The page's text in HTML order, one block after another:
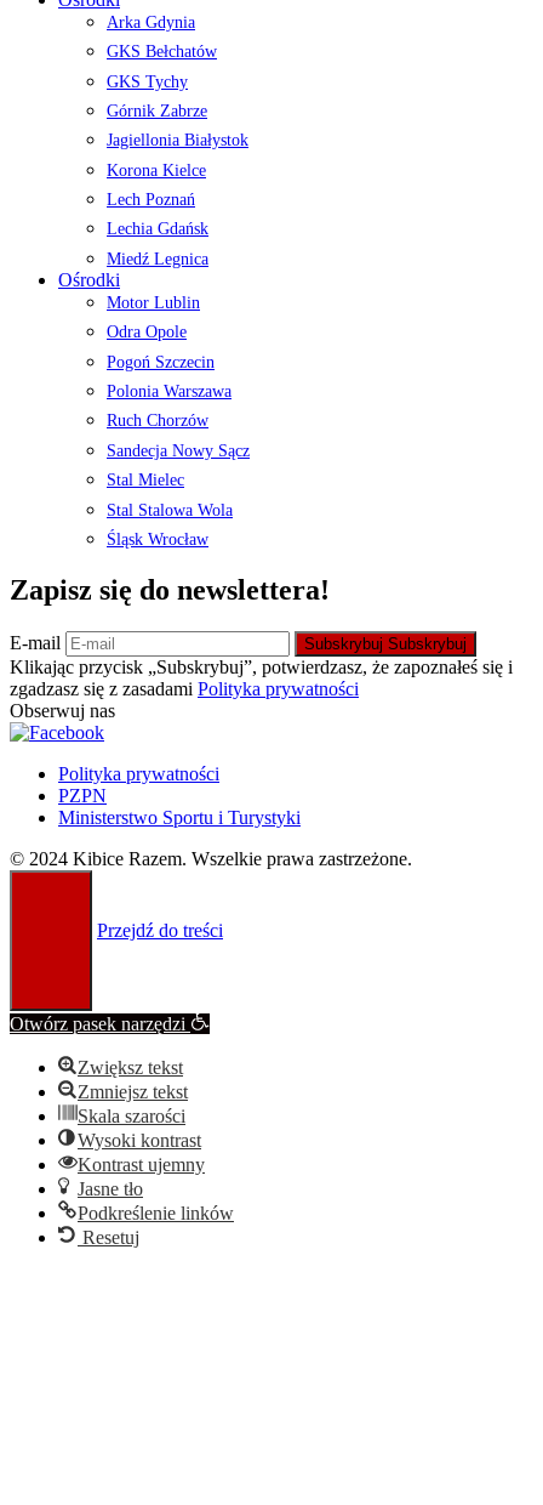
Arka Gdynia
GKS Bełchatów
GKS Tychy
Górnik Zabrze
Jagiellonia Białystok
Korona Kielce
Lech Poznań
Lechia Gdańsk
Miedź Legnica
Ośrodki
Motor Lublin
Odra Opole
Pogoń Szczecin
Polonia Warszawa
Ruch Chorzów
Sandecja Nowy Sącz
Stal Mielec
Stal Stalowa Wola
Śląsk Wrocław
Zapisz się do newslettera!
E-mail Subskrybuj Subskrybuj
Klikając przycisk „Subskrybuj”, potwierdzasz, że zapoznałeś się i
zgadzasz się z zasadami Polityka prywatności
Obserwuj nas
Polityka prywatności
PZPN
Ministerstwo Sportu i Turystyki
© 2024 Kibice Razem. Wszelkie prawa zastrzeżone.
Przejdź do treści
Otwórz pasek narzędzi
Zwiększ tekst
Zmniejsz tekst
Skala szarości
Wysoki kontrast
Kontrast ujemny
Jasne tło
Podkreślenie linków
Resetuj